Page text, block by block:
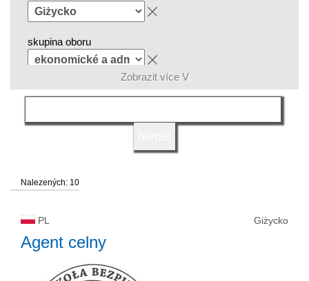
skupina oboru
jazyk
status vysoké školy
Zobrazit více V
Nalezených: 10
PL Giżycko
Agent celny